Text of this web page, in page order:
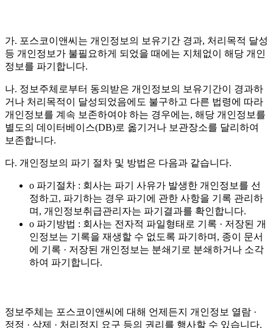
가. 포스코이앤씨는 개인정보의 보유기간 경과, 처리목적 달성
등 개인정보가 불필요하게 되었을 때에는 지체없이 해당 개인
정보를 파기합니다.
나. 정보주체로부터 동의받은 개인정보의 보유기간이 경과하
거나 처리목적이 달성되었음에도 불구하고 다른 법령에 따라
개인정보를 계속 보존하여야 하는 경우에는, 해당 개인정보를
별도의 데이터베이스(DB)로 옮기거나 보관장소를 달리하여
보존합니다.
다. 개인정보의 파기 절차 및 방법은 다음과 같습니다.
o 파기절차 : 회사는 파기 사유가 발생한 개인정보를 선
정하고, 파기하는 경우 파기에 관한 사항을 기록 관리하
며, 개인정보취급관리자는 파기결과를 확인합니다.
o 파기방법 : 회사는 전자적 파일형태로 기록 · 저장된 개
인정보는 기록을 재생할 수 없도록 파기하며, 종이 문서
에 기록 · 저장된 개인정보는 분쇄기로 분쇄하거나 소각
하여 파기합니다.
정보주체는 포스코이앤씨에 대해 언제든지 개인정보 열람 ·
정정 · 삭제 · 처리정지 요구 등의 권리를 행사할 수 있습니다.